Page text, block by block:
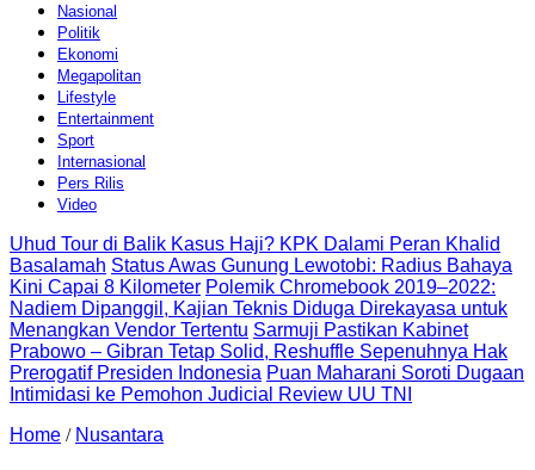
Nasional
Politik
Ekonomi
Megapolitan
Lifestyle
Entertainment
Sport
Internasional
Pers Rilis
Video
Uhud Tour di Balik Kasus Haji? KPK Dalami Peran Khalid
Basalamah Status Awas Gunung Lewotobi: Radius Bahaya
Kini Capai 8 Kilometer Polemik Chromebook 2019–2022:
Nadiem Dipanggil, Kajian Teknis Diduga Direkayasa untuk
Menangkan Vendor Tertentu Sarmuji Pastikan Kabinet
Prabowo – Gibran Tetap Solid, Reshuffle Sepenuhnya Hak
Prerogatif Presiden Indonesia Puan Maharani Soroti Dugaan
Intimidasi ke Pemohon Judicial Review UU TNI
Home / Nusantara